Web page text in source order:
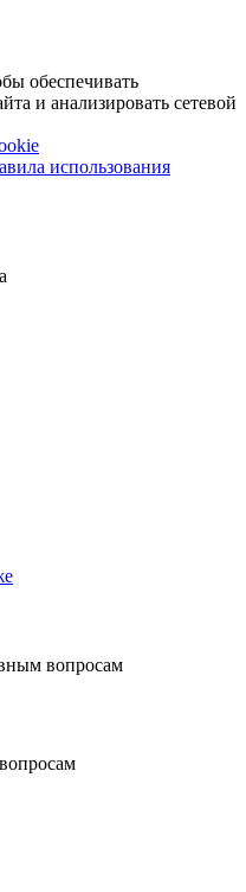
обеспечивать
и анализировать сетевой
использования
вопросам